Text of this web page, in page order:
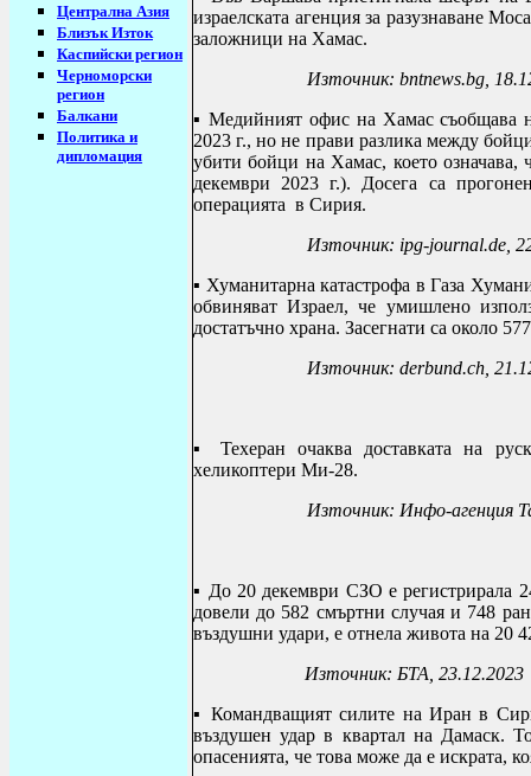
Централна Азия
Близък Изток
Каспийски регион
Черноморски
регион
Балкани
Политика и
дипломация
израелската агенция за разузнаване
заложници на Хамас.
Източник: bntnews.bg,
▪Медийният офис на Хамас съобщава
2023 г., но не прави разлика между
убити бойци на Хамас, което означава,
декември 2023 г.). Досега са
операцията в Сирия.
Източник: ipg-journal.de,
▪ Хуманитарна катастрофа в Газа
обвиняват Израел, че умишлено
достатъчно храна. Засегнати са около
Източник: derbund.ch,
▪ Техеран очаква доставката на
хеликоптери Ми-28.
Източник: Инфо-агенция
▪ До 20 декември СЗО е регистрирала
довели до 582 смъртни случая и 748
въздушни удари, е отнела живота на 20
Източник: БТА, 23.12.2023
▪ Командващият силите на Иран в
въздушен удар в квартал на Дамаск.
опасенията, че това може да е искрата,